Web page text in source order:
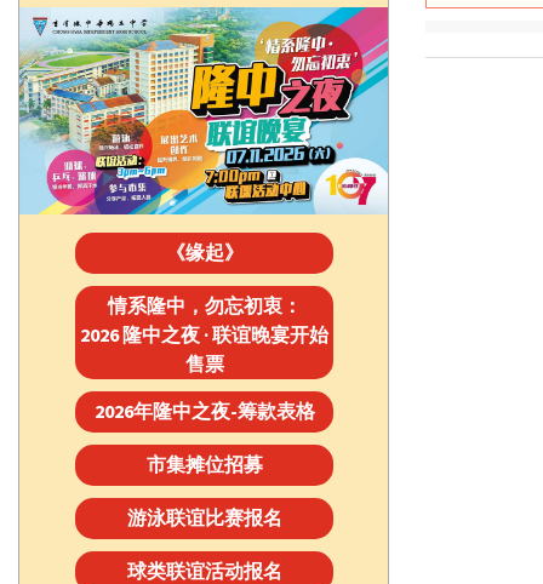
《缘起》
情系隆中，勿忘初衷：
2026 隆中之夜 · 联谊晚宴开始
售票
2026年隆中之夜-筹款表格
市集摊位招募
游泳联谊比赛报名
球类联谊活动报名